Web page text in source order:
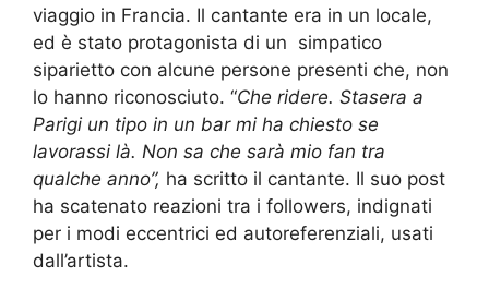
viaggio in Francia. Il cantante era in un locale,
ed è stato protagonista di un simpatico
siparietto con alcune persone presenti che, non
lo hanno riconosciuto. “Che ridere. Stasera a
Parigi un tipo in un bar mi ha chiesto se
lavorassi là. Non sa che sarà mio fan tra
qualche anno”, ha scritto il cantante. Il suo post
ha scatenato reazioni tra i followers, indignati
per i modi eccentrici ed autoreferenziali, usati
dall’artista.